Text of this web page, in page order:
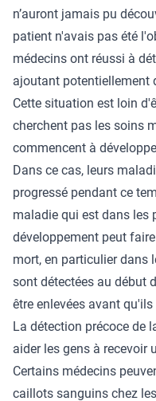
n’auront jamais pu
patient n'avais pas été
médecins ont réussi à
ajoutant potentiellement
Cette situation est loin
cherchent pas les soins
commencent à
Dans ce cas, leurs
progressé pendant ce
maladie qui est dans les
développement peut
mort, en particulier dans
sont détectées au début
être enlevées avant
La détection précoce de
aider les gens à recevoir
Certains médecins
caillots sanguins chez